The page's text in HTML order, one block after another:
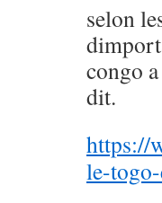
selon
congo
dit.
https://
le-